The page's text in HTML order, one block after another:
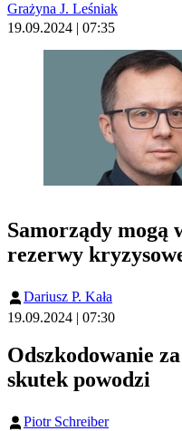
Grażyna J. Leśniak
19.09.2024 | 07:35
Samorządy mogą
rezerwy
Dariusz P. Kała
19.09.2024 | 07:30
Odszkodowanie
skutek powodzi
Piotr Schreiber